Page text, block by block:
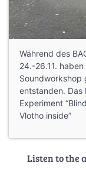
Während des
24.-26.11.
Soundworkshop
entstanden. Das
Experiment
Vlotho inside”
Listen to the